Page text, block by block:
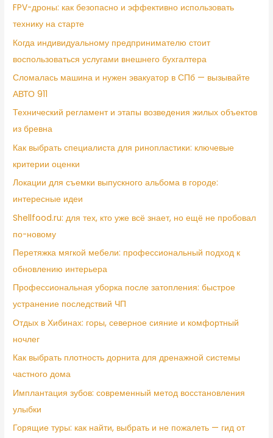
FPV-дроны: как безопасно и эффективно использовать
технику на старте
Когда индивидуальному предпринимателю стоит
воспользоваться услугами внешнего бухгалтера
Сломалась машина и нужен эвакуатор в СПб — вызывайте
АВТО 911
Технический регламент и этапы возведения жилых объектов
из бревна
Как выбрать специалиста для ринопластики: ключевые
критерии оценки
Локации для съемки выпускного альбома в городе:
интересные идеи
Shellfood.ru: для тех, кто уже всё знает, но ещё не пробовал
по-новому
Перетяжка мягкой мебели: профессиональный подход к
обновлению интерьера
Профессиональная уборка после затопления: быстрое
устранение последствий ЧП
Отдых в Хибинах: горы, северное сияние и комфортный
ночлег
Как выбрать плотность дорнита для дренажной системы
частного дома
Имплантация зубов: современный метод восстановления
улыбки
Горящие туры: как найти, выбрать и не пожалеть — гид от